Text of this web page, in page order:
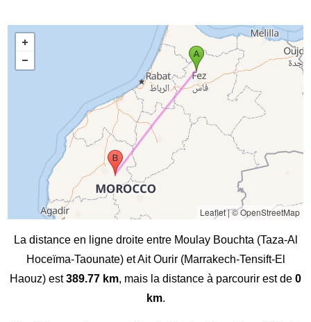
Leaflet|© OpenStreetMap
La distance en ligne droite entre Moulay Bouchta (Taza-Al
Hoceïma-Taounate) et Ait Ourir (Marrakech-Tensift-El
Haouz) est389.77 km, mais la distance à parcourir est de 0
km.